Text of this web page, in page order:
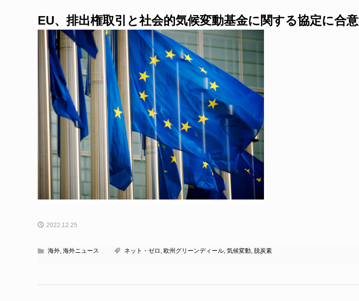
EU、排出権取引と社会的気候変動基金に関する協定に合意
2022.12.25
海外, 海外ニュース ネット・ゼロ 欧州グリーンディール, 気候変動, 脱炭素